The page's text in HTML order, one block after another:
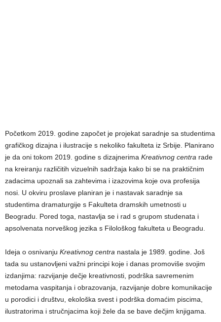
Početkom 2019. godine započet je projekat saradnje sa studentima
grafičkog dizajna i ilustracije s nekoliko fakulteta iz Srbije. Planirano
je da oni tokom 2019. godine s dizajnerima Kreativnog centra rade
na kreiranju različitih vizuelnih sadržaja kako bi se na praktičnim
zadacima upoznali sa zahtevima i izazovima koje ova profesija
nosi. U okviru proslave planiran je i nastavak saradnje sa
studentima dramaturgije s Fakulteta dramskih umetnosti u
Beogradu. Pored toga, nastavlja se i rad s grupom studenata i
apsolvenata norveškog jezika s Filološkog fakulteta u Beogradu.
Ideja o osnivanju Kreativnog centra nastala je 1989. godine. Još
tada su ustanovljeni važni principi koje i danas promoviše svojim
izdanjima: razvijanje dečje kreativnosti, podrška savremenim
metodama vaspitanja i obrazovanja, razvijanje dobre komunikacije
u porodici i društvu, ekološka svest i podrška domaćim piscima,
ilustratorima i stručnjacima koji žele da se bave dečjim knjigama.